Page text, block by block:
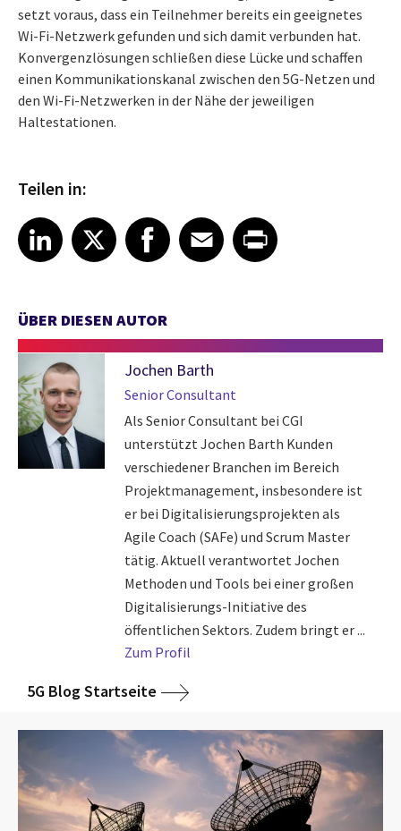
setzt voraus, dass ein Teilnehmer bereits ein geeignetes
Wi-Fi-Netzwerk gefunden und sich damit verbunden hat.
Konvergenzlösungen schließen diese Lücke und schaffen
einen Kommunikationskanal zwischen den 5G-Netzen und
den Wi-Fi-Netzwerken in der Nähe der jeweiligen
Haltestationen.
Teilen in:
Share article on LinkedIn
LinkedIn
Share article on XShare article on Facebook
Facebook
Share article on Email
EmailShare article on Print
ÜBER DIESEN AUTOR
Jochen Barth
Senior Consultant
Als Senior Consultant bei CGI
unterstützt Jochen Barth Kunden
verschiedener Branchen im Bereich
Projektmanagement, insbesondere ist
er bei Digitalisierungsprojekten als
Agile Coach (SAFe) und Scrum Master
tätig. Aktuell verantwortet Jochen
Methoden und Tools bei einer großen
Digitalisierungs-Initiative des
öffentlichen Sektors. Zudem bringt er ...
Zum Profil
5G Blog Startseite